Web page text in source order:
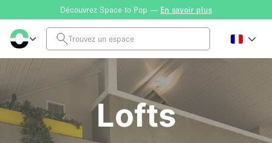
Découvrez Space to Pop — En savoir plus
Lofts